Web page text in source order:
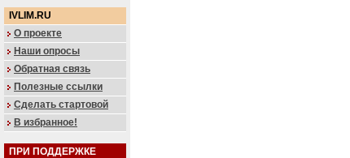
IVLIM.RU
О проекте
Наши опросы
Обратная связь
Полезные ссылки
Сделать стартовой
В избранное!
ПРИ ПОДДЕРЖКЕ